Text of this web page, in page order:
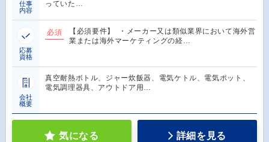
仕事
内容
っていた…
応募
資格
必須
【必須要件】 ・メーカー又は類似業界において海外営
業または海外マーケティングの経…
会社
概要
真空耐熱ボトル、ジャー炊飯器、電気ケトル、電気ポット、
電気調理器具、アウトドア用…
気になる 詳細を見る